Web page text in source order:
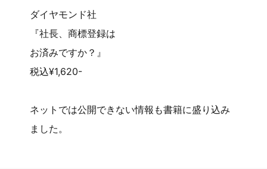
ダイヤモンド社
『社長、商標登録は
お済みですか？』
税込¥1,620-
ネットでは公開できない情報も書籍に盛り込み
ました。